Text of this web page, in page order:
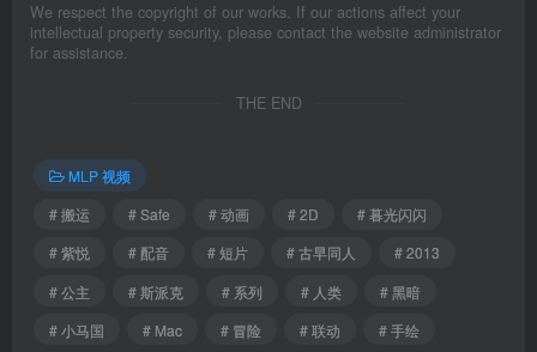
We respect the copyright of our works. If our actions affect your
intellectual property security, please contact the website administrator
for assistance.
THE END
MLP 视频
# 搬运
# Safe # 动画 # 2D
# 暮光闪闪
# 紫悦
# 配音 # 短片 # 古早同人
# 2013
# 公主
# 斯派克 # 系列 # 人类
# 黑暗
# 小马国
# Mac # 冒险 # 联动
# 手绘